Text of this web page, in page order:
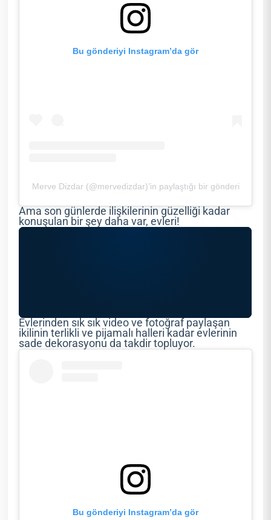
Bu gönderiyi Instagram’da gör
Merve Dizdar (@mervedizdar)’in paylaştığı bir gönderi
Ama son günlerde ilişkilerinin güzelliği kadar
konuşulan bir şey daha var, evleri!
Evlerinden sık sık video ve fotoğraf paylaşan
ikilinin terlikli ve pijamalı halleri kadar evlerinin
sade dekorasyonu da takdir topluyor.
Bu gönderiyi Instagram’da gör